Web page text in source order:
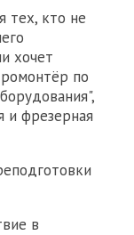
тех, кто не
хочет
по
и фрезерная
в